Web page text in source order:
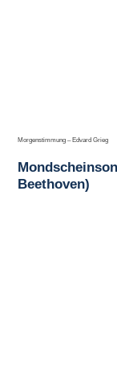
Morgenstimmung – Edvard Grieg
Beethoven)